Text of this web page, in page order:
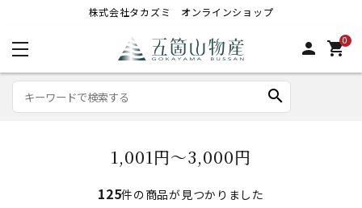
株式会社タカズミ オンラインショップ
person 0
shopping_cart
search
1,001円～3,000円
125件の商品が見つかりました